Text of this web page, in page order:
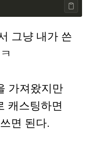
그냥 내가 쓴
가져왔지만
캐스팅하면
면 된다.